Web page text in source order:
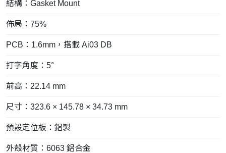
結構：Gasket Mount
佈局：75%
PCB：1.6mm，搭載 Ai03 DB
打字角度：5°
前高：22.14 mm
尺寸：323.6 × 145.78 × 34.73 mm
預設定位板：鋁製
外殼材質：6063 鋁合金